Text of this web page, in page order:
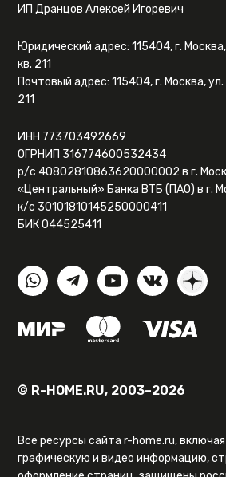
ИП Дранцов Алексей Игоревич
Юридический адрес: 115404, г.
кв. 211
Почтовый адрес: 115404, г. Москва,
211
ИНН 773703492669
ОГРНИП 316774600532434
р/с 40802810863620000002 в г.
«Центральный» Банка ВТБ (ПАО) в г.
к/с 30101810145250000411
БИК 044525411
© R-HOME.RU, 2003–2026
Все ресурсы сайта r-home.ru,
графическую и видео информацию,